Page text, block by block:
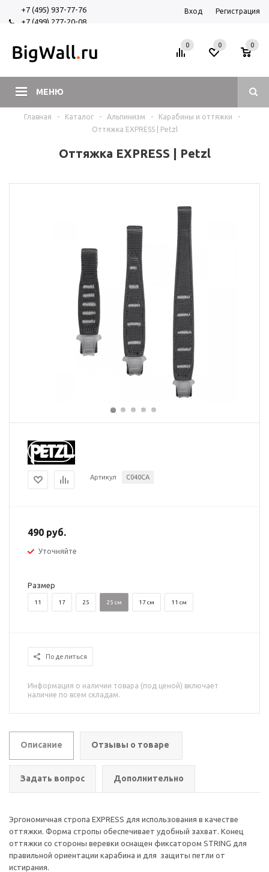
+7 (495) 937-77-76
+7 (499) 277-20-08
Вход Регистрация
МЕНЮ
0 0
0
Главная - Каталог - Альпинизм - Карабины и оттяжки
-
Оттяжка EXPRESS | Petzl
Оттяжка EXPRESS | Petzl
Артикул C040CA
490 руб.
Уточняйте
Размер
11 17 25 25 см 17 см 11 см
Поделиться
Информация о наличии товара (под ценой) включает
наличие по всем складам.
Описание Отзывы о товаре
Задать вопрос Дополнительно
Эргономичная стропа EXPRESS для использования в качестве
оттяжки. Форма стропы обеспечивает удобный захват. Конец
оттяжки со стороны веревки оснащен фиксатором STRING для
правильной ориентации карабина и для защиты петли от
истирания.